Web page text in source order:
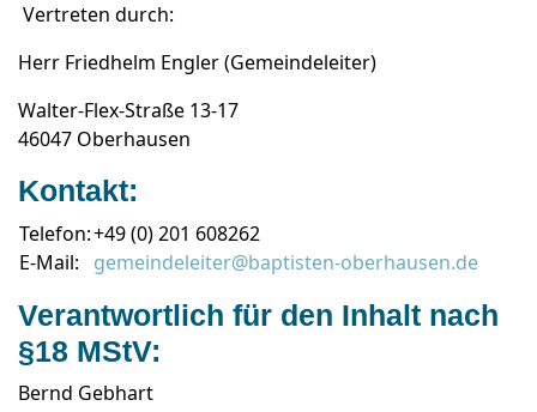
Vertreten durch:
Herr Friedhelm Engler (Gemeindeleiter)
Walter-Flex-Straße 13-17
46047 Oberhausen
Kontakt:
Telefon:
E-Mail:
+49 (0) 201 608262
gemeindeleiter@baptisten-oberhausen.de
Verantwortlich für den Inhalt nach
§18 MStV:
Bernd Gebhart